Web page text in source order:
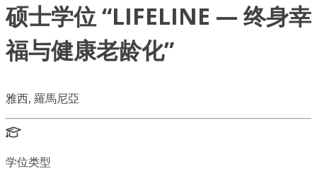
硕士学位 “LIFELINE — 终身幸
福与健康老龄化”
雅西, 羅馬尼亞
学位类型